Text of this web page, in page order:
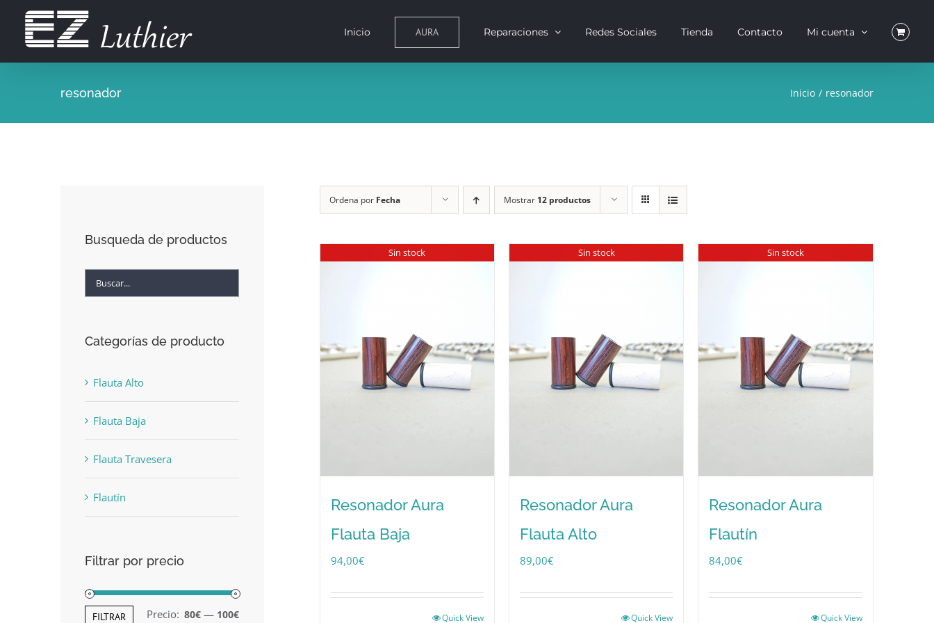
Saltar
Inicio AURA Reparaciones Redes Sociales Tienda Contacto Mi cuenta
resonador Inicio resonador
Ordena por Fecha Mostrar 12 productos
Sin stock
Resonador Aura
Flauta Baja
94,00€
Quick View
Sin stock
Resonador Aura
Flauta Alto
89,00€
Quick View
Sin stock
Resonador Aura
Flautín
84,00€
Quick View
Busqueda de productos
Categorías de producto
Flauta Alto
Flauta Baja
Flauta Travesera
Flautín
Filtrar por precio
Precio
Precio
FILTRAR Precio: 80€ — 100€